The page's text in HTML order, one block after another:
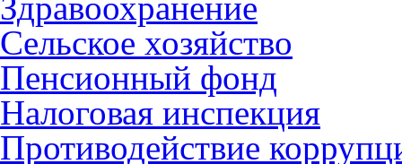
Сельское хозяйство
Пенсионный фонд
Налоговая инспекция
Противодействие